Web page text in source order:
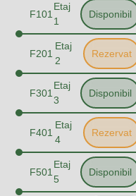
F101
Etaj
1
Disponibil
F201
Etaj
2
Rezervat
F301
Etaj
3
Disponibil
F401
Etaj
4
Rezervat
F501
Etaj
5
Disponibil